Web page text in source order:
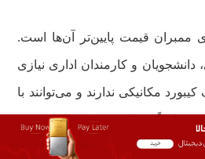
ممبران قیمت پایین‌تر آن‌ها است.
دانشجویان و کارمندان اداری نیازی
مکانیکی ندارند و می‌توانند با
کاملاً رضایت‌بخشی دریافت کنند.
ممبران صدای بسیار کمتری تولید